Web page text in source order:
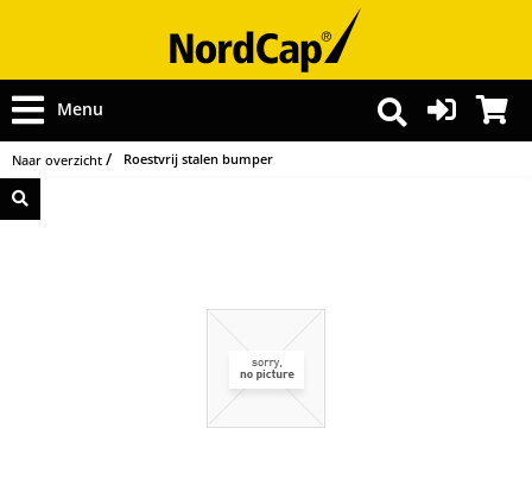
Menu
Naar overzicht Roestvrij stalen bumper